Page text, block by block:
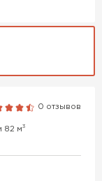
0 отзывов
82 м3